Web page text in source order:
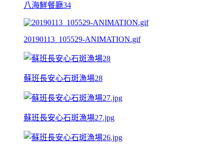
八海鮮餐廳34
20190113_105529-ANIMATION.gif
蘇班長安心石斑漁場28
蘇班長安心石斑漁場27.jpg